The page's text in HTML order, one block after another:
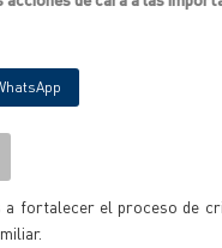
fortalecer el proceso de